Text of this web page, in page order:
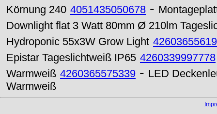
Körnung 240 4051435050678 -
Downlight flat 3 Watt 80mm Ø 210lm
Hydroponic 55x3W Grow Light
Epistar Tageslichtweiß IP65 4260339997778
Warmweiß 4260365575339 - LED
Warmweiß